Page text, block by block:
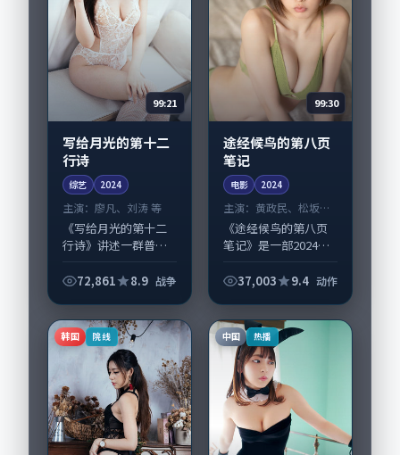
99:21
写给月光的第十二
行诗
综艺 2024
主演： 廖凡、刘涛 等
《写给月光的第十二
行诗》讲述一群普通
改写人生轨迹的故
头。导演洪尚秀擅长
留白叙事，廖凡、刘
72,861 8.9 战争
99:30
途经候鸟的第八页
笔记
电影 2024
主演： 黄政民、松坂桃
李 等
《途经候鸟的第八页
笔记》是一部2024年
影，由丹尼·博伊尔
等演员亦参与重要戏
份。故事围绕当...
37,003 9.4 动作
韩国 院线 中国 热播